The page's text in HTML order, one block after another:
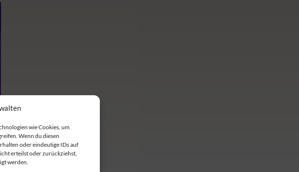
wie Cookies, um
Wenn du diesen
oder eindeutige IDs auf
erteilst oder zurückziehst,
werden.